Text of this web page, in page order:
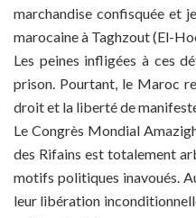
marchandise confisquée et
marocaine à Taghzout (El-
Les peines infligées à ces
prison. Pourtant, le Maroc
droit et la liberté de
Le Congrès Mondial
des Rifains est totalement
motifs politiques inavoués.
leur libération